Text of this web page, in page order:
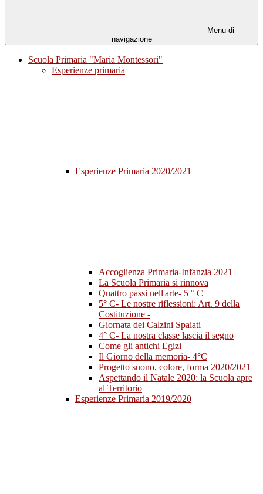
Menu di
navigazione
Scuola Primaria "Maria Montessori"
Esperienze primaria
Esperienze Primaria 2020/2021
Accoglienza Primaria-Infanzia 2021
La Scuola Primaria si rinnova
Quattro passi nell'arte- 5 ° C
5° C- Le nostre riflessioni: Art. 9 della
Costituzione -
Giornata dei Calzini Spaiati
4° C- La nostra classe lascia il segno
Come gli antichi Egizi
Il Giorno della memoria- 4°C
Progetto suono, colore, forma 2020/2021
Aspettando il Natale 2020: la Scuola apre
al Territorio
Esperienze Primaria 2019/2020